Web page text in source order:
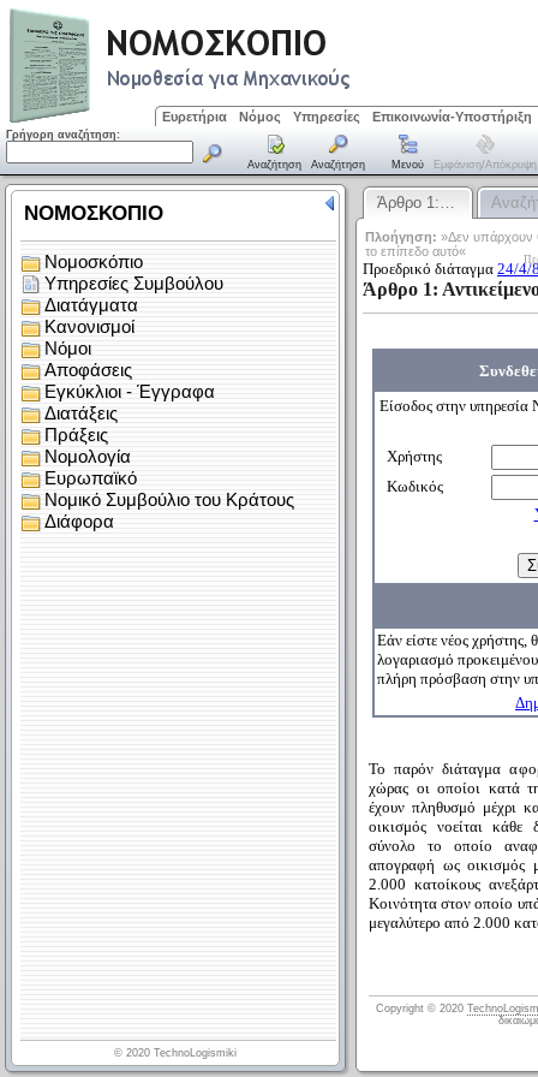
Ευρετήρια Νόμος Υπηρεσίες Επικοινωνία-Υποστήριξη
Γρήγορη αναζήτηση:
Αναζήτηση Αναζήτηση Μενού Εμφάνιση/απόκρυψη
Άρθρο 1:…